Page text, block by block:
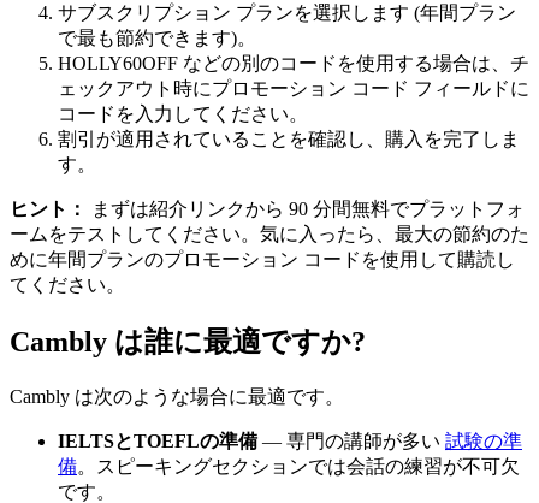
サブスクリプション プランを選択します (年間プラン
で最も節約できます)。
HOLLY60OFF などの別のコードを使用する場合は、チ
ェックアウト時にプロモーション コード フィールドに
コードを入力してください。
割引が適用されていることを確認し、購入を完了しま
す。
ヒント：
まずは紹介リンクから 90 分間無料でプラットフォ
ームをテストしてください。気に入ったら、最大の節約のた
めに年間プランのプロモーション コードを使用して購読し
てください。
Cambly は誰に最適ですか?
Cambly は次のような場合に最適です。
IELTSとTOEFLの準備 — 専門の講師が多い 試験の準
備。スピーキングセクションでは会話の練習が不可欠
です。